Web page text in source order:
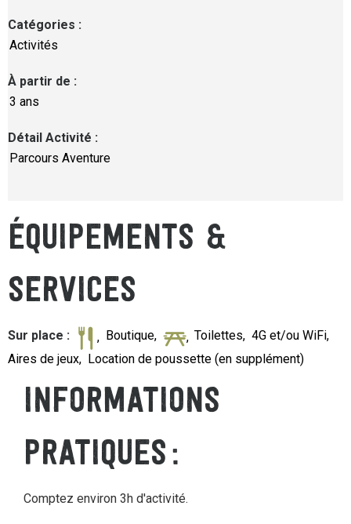
Catégories :
Activités
À partir de :
3 ans
Détail Activité :
Parcours Aventure
ÉQUIPEMENTS &
SERVICES
Sur place : Boutique Toilettes 4G et/ou WiFi
Aires de jeux
Location de poussette (en supplément)
INFORMATIONS
PRATIQUES
Comptez environ 3h d'activité.